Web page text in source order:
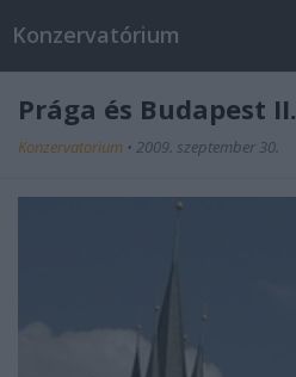
Konzervatórium
Prága és Budapest II.
Konzervatorium • 2009. szeptember 30.